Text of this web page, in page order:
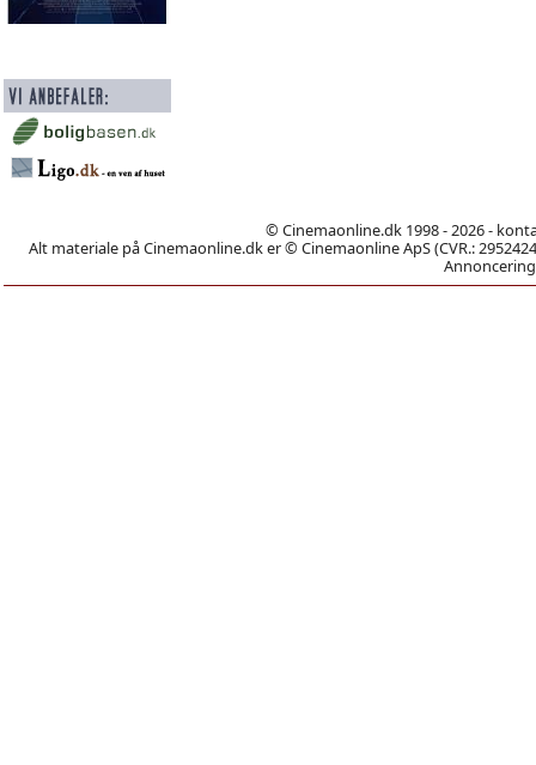
© Cinemaonline.dk 1998 - 2026 -
Alt materiale på Cinemaonline.dk er © Cinemaonline ApS (CVR.: